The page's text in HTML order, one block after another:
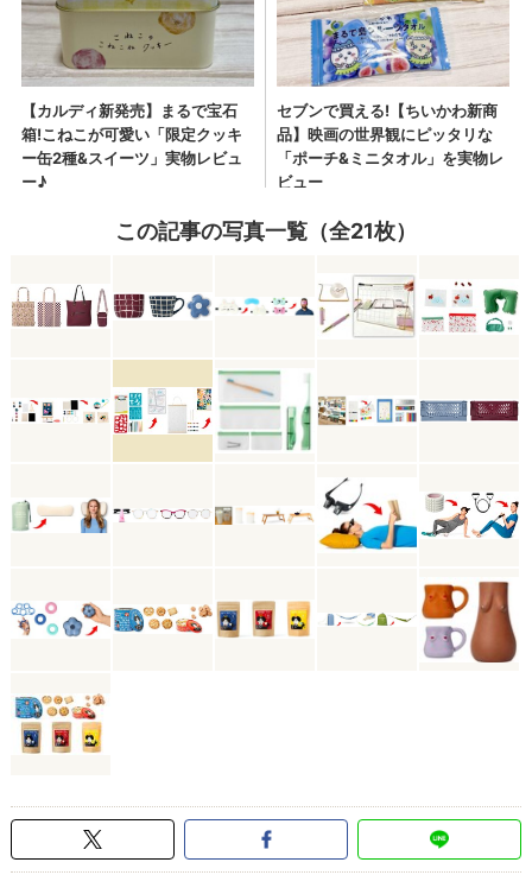
この記事の写真一覧（全21枚）